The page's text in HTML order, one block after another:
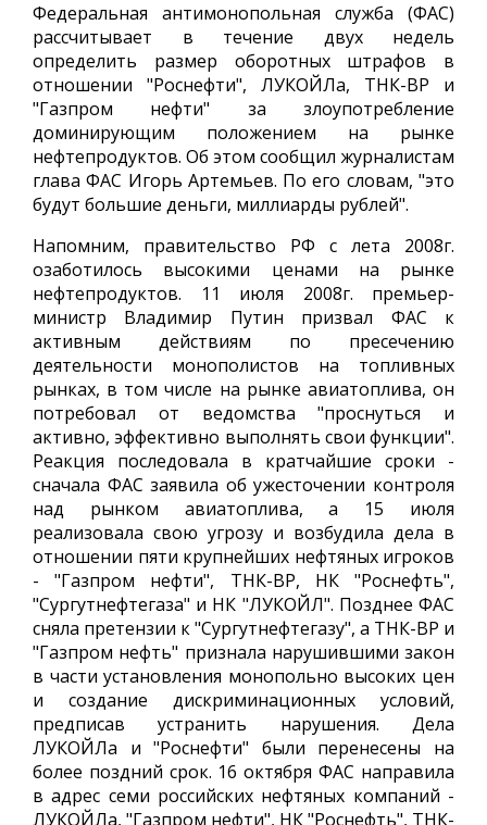
Федеральная антимонопольная служба (ФАС)
рассчитывает в течение двух недель
определить размер оборотных штрафов в
отношении "Роснефти", ЛУКОЙЛа, ТНК-BP и
"Газпром нефти" за злоупотребление
доминирующим положением на рынке
нефтепродуктов. Об этом сообщил журналистам
глава ФАС Игорь Артемьев. По его словам, "это
будут большие деньги, миллиарды рублей".
Напомним, правительство РФ с лета 2008г.
озаботилось высокими ценами на рынке
нефтепродуктов. 11 июля 2008г. премьер-
министр Владимир Путин призвал ФАС к
активным действиям по пресечению
деятельности монополистов на топливных
рынках, в том числе на рынке авиатоплива, он
потребовал от ведомства "проснуться и
активно, эффективно выполнять свои функции".
Реакция последовала в кратчайшие сроки -
сначала ФАС заявила об ужесточении контроля
над рынком авиатоплива, а 15 июля
реализовала свою угрозу и возбудила дела в
отношении пяти крупнейших нефтяных игроков
- "Газпром нефти", ТНК-ВР, НК "Роснефть",
"Сургутнефтегаза" и НК "ЛУКОЙЛ". Позднее ФАС
сняла претензии к "Сургутнефтегазу", а ТНК-ВР и
"Газпром нефть" признала нарушившими закон
в части установления монопольно высоких цен
и создание дискриминационных условий,
предписав устранить нарушения. Дела
ЛУКОЙЛа и "Роснефти" были перенесены на
более поздний срок. 16 октября ФАС направила
в адрес семи российских нефтяных компаний -
ЛУКОЙЛа, "Газпром нефти", НК "Роснефть", ТНК-